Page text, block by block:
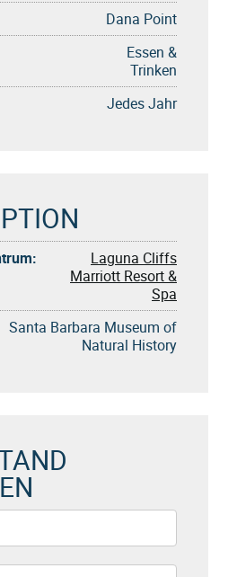
Dana Point
Essen &
Trinken
Jedes Jahr
Laguna Cliffs
Marriott Resort &
Spa
Santa Barbara Museum of
Natural History